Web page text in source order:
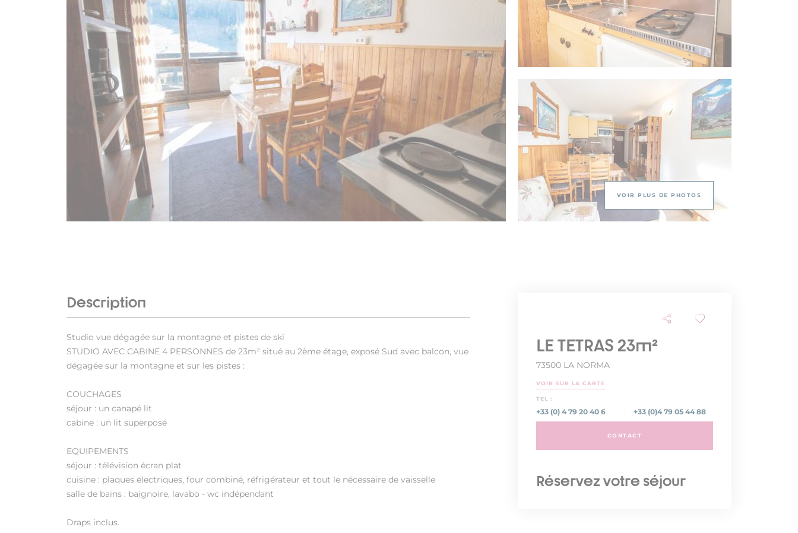
VOIR PLUS DE PHOTOS
Description
Studio vue dégagée sur la montagne et pistes de ski
STUDIO AVEC CABINE 4 PERSONNES de 23m² situé au 2ème étage, exposé Sud avec balcon, vue
dégagée sur la montagne et sur les pistes :
COUCHAGES
séjour : un canapé lit
cabine : un lit superposé
EQUIPEMENTS
séjour : télévision écran plat
cuisine : plaques électriques, four combiné, réfrigérateur et tout le nécessaire de vaisselle
salle de bains : baignoire, lavabo - wc indépendant
Draps inclus.
LE TETRAS 23m²
73500 LA NORMA
VOIR SUR LA CARTE
TEL :
+33 (0) 4 79 20 40 6 +33 (0)4 79 05 44 88
CONTACT
Réservez votre séjour